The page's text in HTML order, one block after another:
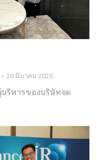
20 มีนาคม 2025
ริหารของบริษัทจด